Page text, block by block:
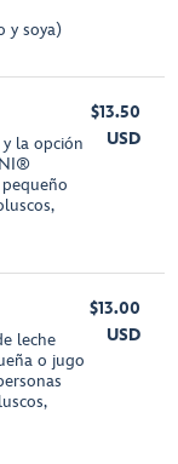
y soya)
la opción
$13.50
USD
leche
o jugo
$13.00
USD